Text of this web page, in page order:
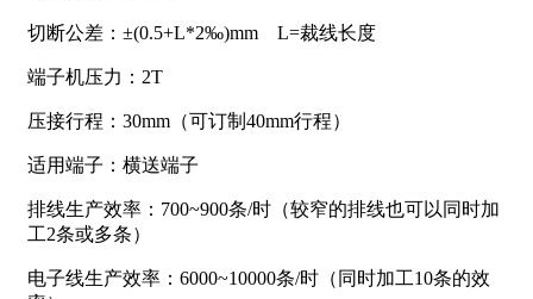
切断公差：±(0.5+L*2‰)mm L=裁线长度
端子机压力：2T
压接行程：30mm（可订制40mm行程）
适用端子：横送端子
排线生产效率：700~900条/时（较窄的排线也可以同时加
工2条或多条）
电子线生产效率：6000~10000条/时（同时加工10条的效